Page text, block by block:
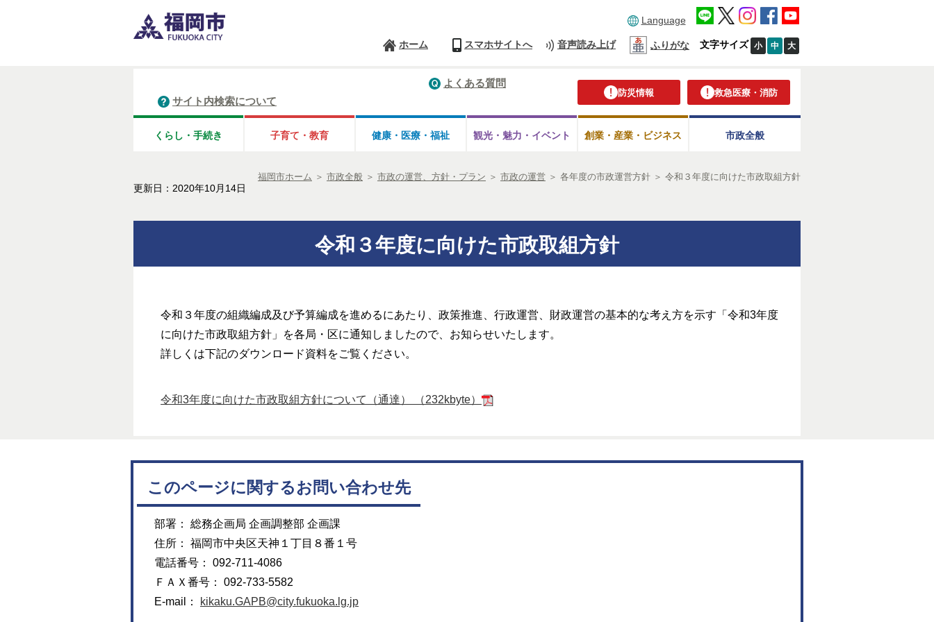
Language
ホーム スマホサイトへ 音声読み上げ ふりがな 文字サイズ 小 中 大
防災情報 救急医療・消防
よくある質問
サイト内検索について
くらし・手続き 子育て・教育 健康・医療・ 福祉 観光・魅力・ イベント 創業・産業・ビジネス 市政全般
福岡市ホーム ＞ 市政全般 ＞ 市政の運営、方針・プラン ＞ 市政の運営 ＞ 各年度の市政運営方針 ＞ 令和３年度に向けた市政取組方針
更新日：2020年10月14日
令和３年度に向けた市政取組方針
令和３年度の組織編成及び予算編成を進めるにあたり、政策推進、行政運営、財政運営の基本的な考え方を示す「令和3年度
に向けた市政取組方針」を各局・区に通知しましたので、お知らせいたします。
詳しくは下記のダウンロード資料をご覧ください。
令和3年度に向けた市政取組方針について（通達） （232kbyte）
このページに関するお問い合わせ先
部署： 総務企画局 企画調整部 企画課
住所： 福岡市中央区天神１丁目８番１号
電話番号： 092-711-4086
ＦＡＸ番号： 092-733-5582
E-mail：
kikaku.GAPB@city.fukuoka.lg.jp